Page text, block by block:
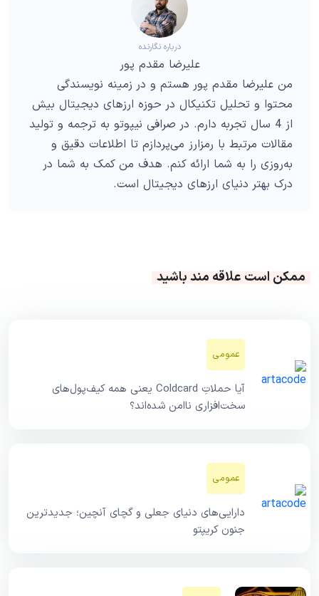
درباره نگارنده
علیرضا مقدم پور
من علیرضا مقدم پور هستم و در زمینه نویسندگی
محتوا و تحلیل تکنیکال در حوزه ارزهای دیجیتال بیش
از 4 سال تجربه دارم. در صرافی نیپوتو به ترجمه و تولید
مقالات مرتبط با رمزارز می‌پردازم تا اطلاعات دقیق و
به‌روزی را به شما ارائه کنم. هدف من کمک به شما در
درک بهتر دنیای ارزهای دیجیتال است.
ممکن است علاقه مند باشید
عمومی
آیا حملاتِ Coldcard یعنی همه کیف‌پول‌های
سخت‌افزاری ناامن شده‌اند؟
عمومی
دارایی‌های دنیای جعلی و گچای آنچین؛ جدیدترین
جنون کریپتو